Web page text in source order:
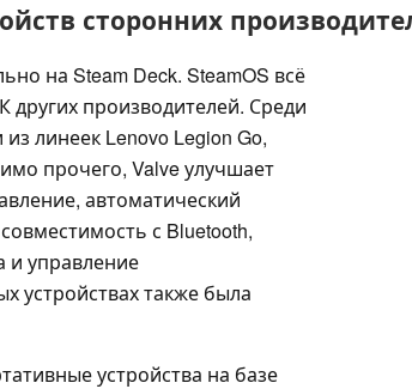
сторонних
на Steam Deck. SteamOS всё
производителей. Среди
линеек Lenovo Legion Go,
прочего, Valve улучшает
автоматический
с Bluetooth,
и управление
устройствах также была
устройства на базе